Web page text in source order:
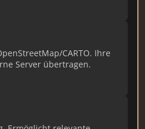
CARTO. Ihre
Server übertragen.
bearbeiten Sie Ihre